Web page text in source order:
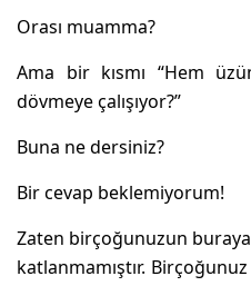
Orası muamma?
Ama bir kısmı “Hem
dövmeye çalışıyor?”
Buna ne dersiniz?
Bir cevap beklemiyorum!
Zaten birçoğunuzun
katlanmamıştır.